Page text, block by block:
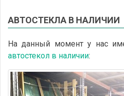
АВТОСТЕКЛА В НАЛИЧИИ
На данный момент у нас
автостекол в наличии: